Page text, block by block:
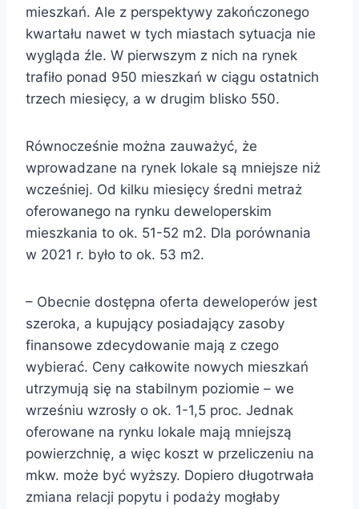
mieszkań. Ale z perspektywy zakończonego
kwartału nawet w tych miastach sytuacja nie
wygląda źle. W pierwszym z nich na rynek
trafiło ponad 950 mieszkań w ciągu ostatnich
trzech miesięcy, a w drugim blisko 550.
Równocześnie można zauważyć, że
wprowadzane na rynek lokale są mniejsze niż
wcześniej. Od kilku miesięcy średni metraż
oferowanego na rynku deweloperskim
mieszkania to ok. 51-52 m2. Dla porównania
w 2021 r. było to ok. 53 m2.
– Obecnie dostępna oferta deweloperów jest
szeroka, a kupujący posiadający zasoby
finansowe zdecydowanie mają z czego
wybierać. Ceny całkowite nowych mieszkań
utrzymują się na stabilnym poziomie – we
wrześniu wzrosły o ok. 1-1,5 proc. Jednak
oferowane na rynku lokale mają mniejszą
powierzchnię, a więc koszt w przeliczeniu na
mkw. może być wyższy. Dopiero długotrwała
zmiana relacji popytu i podaży mogłaby